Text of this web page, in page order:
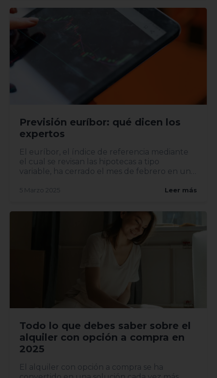
Previsión euríbor: qué dicen los
expertos
El euríbor, el índice de referencia mediante
el cual se revisan las hipotecas a tipo
variable, ha cerrado el mes de febrero en un
5 Marzo 2025 Leer más
Todo lo que debes saber sobre el
alquiler con opción a compra en
2025
El alquiler con opción a compra se ha